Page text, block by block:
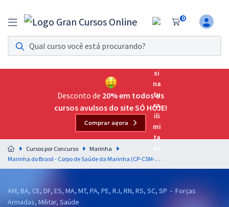
0
Assinatura Ilimitada 11
Acesso a todos os cursos. Teste grátis por 7 dias!
Assinatura OAB Até Passar
Acesso ilimitado a toda preparação para o Exame da
Residências Multiprofissionais
Preparação completa e intensiva para as principais
residências em saúde do Brasil
Assinatura Ilimitada
Desconto de 20% em todos os
cursos avulsos do site SÓ HOJE!
Comprar agora
Cursos por Concurso
Marinha
Marinha do Brasil - Corpo de Saúde da Marinha (CP-CSM-S) - Fisioterapia Com Orientações para o TAF (Pós-Edital)
AM, BA, CE, DF, ES, MA, MT, PA, PE, RJ, RN, RS, SC, SP - Forças
Armadas, Militar, Saúde